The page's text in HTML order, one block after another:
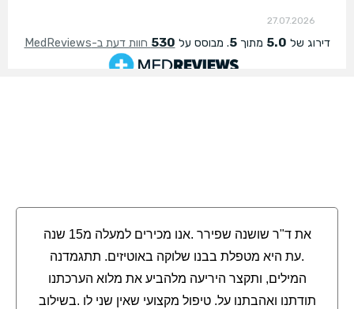
את ד"ר שושנה שפירר .אנו מכירים למעלה מ15 שנה
.עת היא מטפלת בבנו שלוקה באוטיזים. תתגמדנה
המילים, ותקצר היריעה מלהביע את מלוא הערכתנו
תודתנו ואהבתנו על. טיפול מקצועי שאין שני לו .בשילוב